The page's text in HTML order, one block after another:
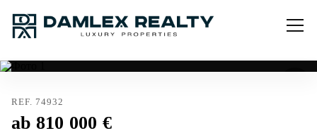
REF. 74932
ab 810 000